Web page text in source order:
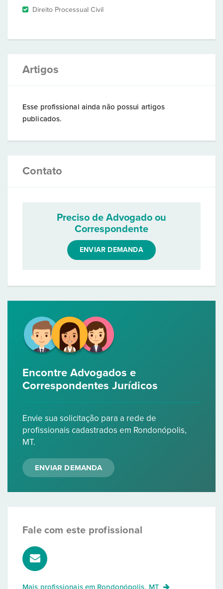
Direito Processual Civil
Artigos
Esse profissional ainda não possui artigos
publicados.
Contato
Preciso de Advogado ou
Correspondente
ENVIAR DEMANDA
Encontre Advogados e
Correspondentes Jurídicos
Envie sua solicitação para a rede de
profissionais cadastrados em Rondonópolis,
MT.
ENVIAR DEMANDA
Fale com este profissional
Mais profissionais em Rondonópolis, MT